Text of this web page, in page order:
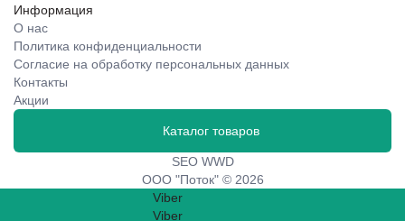
Информация
О нас
Политика конфиденциальности
Согласие на обработку персональных данных
Контакты
Акции
Каталог товаров
SEO WWD
ООО "Поток" © 2026
Viber
Viber